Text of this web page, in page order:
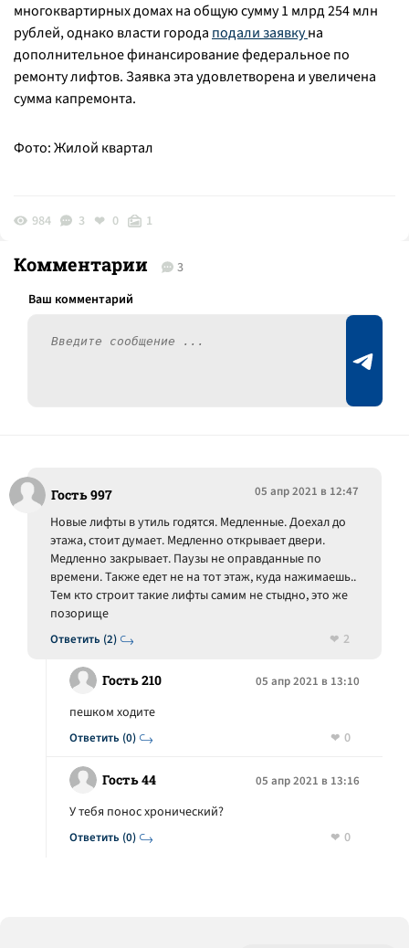
многоквартирных домах на общую сумму 1 млрд 254 млн
рублей, однако власти города подали заявкуна
дополнительное финансирование федеральное по
ремонту лифтов. Заявка эта удовлетворена и увеличена
сумма капремонта.
Фото: Жилой квартал
984 3 0 1
Комментарии 3
Гость 997 05 апр 2021 в 12:47
Ответить (2)
Новые лифты в утиль годятся. Медленные. Доехал до
этажа, стоит думает. Медленно открывает двери.
Медленно закрывает. Паузы не оправданные по
времени. Также едет не на тот этаж, куда нажимаешь..
Тем кто строит такие лифты самим не стыдно, это же
позорище
2
Гость 210 05 апр 2021 в 13:10
Ответить (0)
пешком ходите
0
Гость 44 05 апр 2021 в 13:16
Ответить (0)
У тебя понос хронический?
0